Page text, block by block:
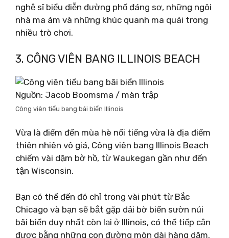
nghệ sĩ biểu diễn đường phố đáng sợ, những ngôi
nhà ma ám và những khúc quanh ma quái trong
nhiều trò chơi.
3. CÔNG VIÊN BANG ILLINOIS BEACH
Nguồn: Jacob Boomsma / màn trập
Công viên tiểu bang bãi biển Illinois
Vừa là điểm đến mùa hè nổi tiếng vừa là địa điểm
thiên nhiên vô giá, Công viên bang Illinois Beach
chiếm vài dặm bờ hồ, từ Waukegan gần như đến
tận Wisconsin.
Bạn có thể đến đó chỉ trong vài phút từ Bắc
Chicago và bạn sẽ bắt gặp dải bờ biển sườn núi
bãi biển duy nhất còn lại ở Illinois, có thể tiếp cận
được bằng những con đường mòn dài hàng dặm.